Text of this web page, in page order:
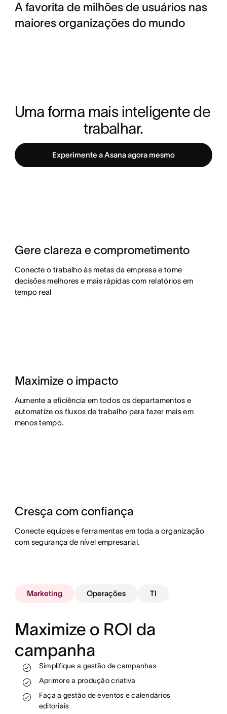
A favorita de milhões de usuários nas
maiores organizações do mundo
Uma forma mais inteligente de
trabalhar.
Experimente a Asana agora mesmo
Gere clareza e comprometimento
Conecte o trabalho às metas da empresa e tome
decisões melhores e mais rápidas com relatórios em
tempo real
Maximize o impacto
Aumente a eficiência em todos os departamentos e
automatize os fluxos de trabalho para fazer mais em
menos tempo.
Cresça com confiança
Conecte equipes e ferramentas em toda a organização
com segurança de nível empresarial.
Marketing Operações TI
Maximize o ROI da
campanha
Simplifique a gestão de campanhas
Aprimore a produção criativa
Faça a gestão de eventos e calendários
editoriais
Monitore o trabalho e veja o progresso em
tempo real
Padronize e automatize os processos
Abra o caminho das equipes para atingirem
as metas de receita
Aloque recursos com mais eficácia
Automatize e dimensione os seus fluxos de
trabalho
Faça a integração e o desligamento de